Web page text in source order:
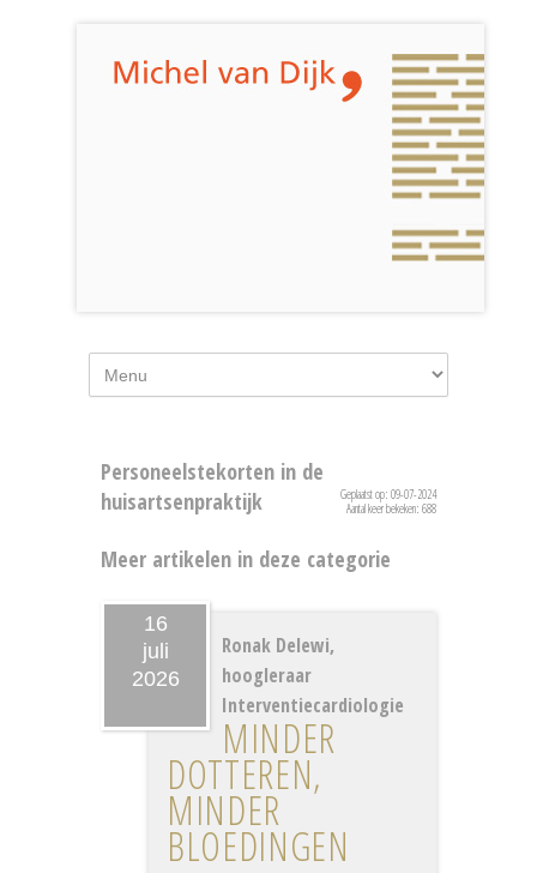
Personeelstekorten in de
huisartsenpraktijk
Geplaatst op: 09-07-2024
Aantal keer bekeken: 688
Meer artikelen in deze categorie
16
juli
2026
Ronak Delewi,
hoogleraar
Interventiecardiologie
MINDER
DOTTEREN,
MINDER
BLOEDINGEN